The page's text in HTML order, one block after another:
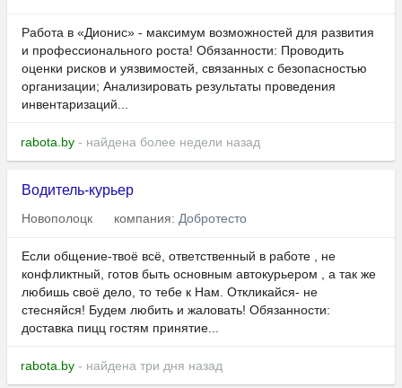
Работа в «Дионис» - максимум возможностей для развития
и профессионального роста! Обязанности: Проводить
оценки рисков и уязвимостей, связанных с безопасностью
организации; Анализировать результаты проведения
инвентаризаций...
rabota.by - найдена более недели назад
Водитель-курьер
Новополоцк компания: Добротесто
Если общение-твоё всё, ответственный в работе , не
конфликтный, готов быть основным автокурьером , а так же
любишь своё дело, то тебе к Нам. Откликайся- не
стесняйся! Будем любить и жаловать! Обязанности:
доставка пицц гостям принятие...
rabota.by - найдена три дня назад